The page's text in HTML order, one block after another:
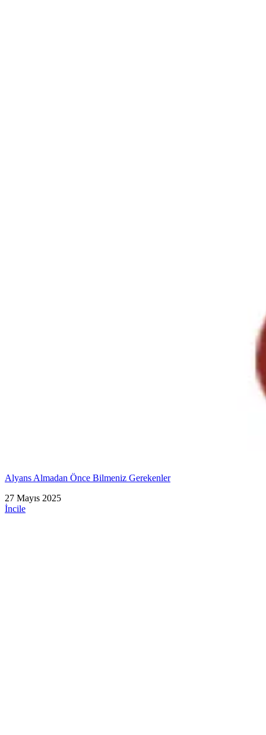
Alyans Almadan Önce Bilmeniz Gerekenler
27 Mayıs 2025
İncile